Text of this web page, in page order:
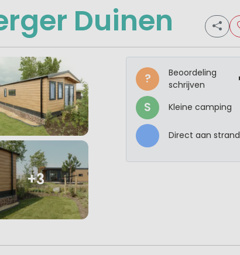
Duinen
+3
?
Beoordeling
schrijven
S Kleine camping
Direct aan strand